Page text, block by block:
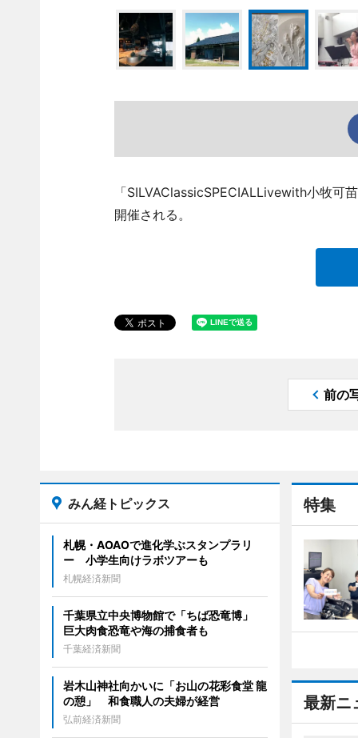
「SILVAClassicSPECIALLivewith小牧可
開催される。
前の
特集
最新ニ
みん経トピックス
札幌・AOAOで進化学ぶスタンプラリ
ー 小学生向けラボツアーも
札幌経済新聞
千葉県立中央博物館で「ちば恐竜博」
巨大肉食恐竜や海の捕食者も
千葉経済新聞
岩木山神社向かいに「お山の花彩食堂 龍
の憩」 和食職人の夫婦が経営
弘前経済新聞